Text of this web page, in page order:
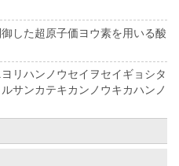
した超原子価ヨウ素を用いる酸
リハンノウセイヲセイギョシタ
サンカテキカンノウキカハンノ